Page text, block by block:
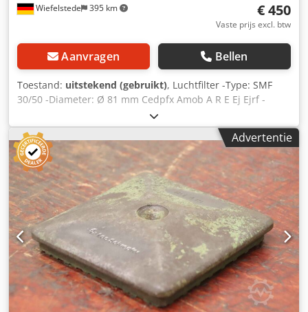
Wiefelstede 395 km € 450
Vaste prijs excl. btw
Aanvragen Bellen
Toestand: uitstekend (gebruikt), Luchtfilter -Type: SMF
30/50 -Diameter: Ø 81 mm Cedpfx Amob A R E Ej Ejrf -
Afmetingen: 780/140/140 mm -Gewicht: 2,3 kg
Advertentie